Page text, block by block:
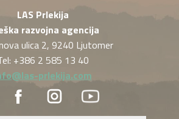
LAS Prlekija
razvojna agencija
ulica 2, 9240 Ljutomer
+386 2 585 13 40
prlekija.com